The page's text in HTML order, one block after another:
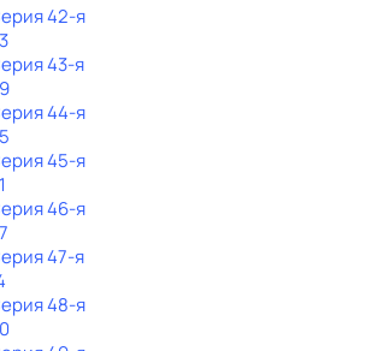
42-я
43-я
44-я
45-я
46-я
47-я
48-я